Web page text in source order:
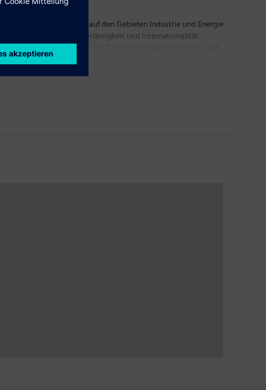
Der Konzern ist auf den Gebieten Industrie und Energie
Qualität, Zuverlässigkeit und Internationalität.
2010 endete, einen Umsatz von 76 Milliarden Euro und